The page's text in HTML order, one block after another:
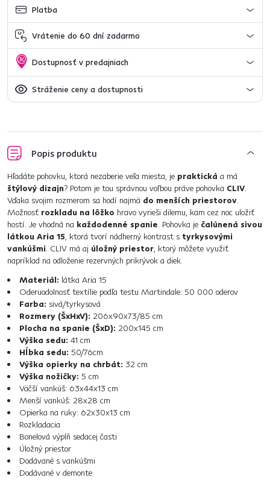
Platba
Vrátenie do 60 dní zadarmo
Dostupnosť v predajniach
Stráženie ceny a dostupnosti
Popis produktu
Hľadáte pohovku, ktorá nezaberie veľa miesta, je praktická a má
štýlový dizajn? Potom je tou správnou voľbou práve pohovka CLIV.
Vďaka svojim rozmerom sa hodí najmä do menších priestorov.
Možnosť rozkladu na lôžko hravo vyrieši dilemu, kam cez noc uložiť
hostí. Je vhodná na každodenné spanie. Pohovka je čalúnená sivou
látkou Aria 15, ktorá tvorí nádherný kontrast s tyrkysovými
vankúšmi. CLIV má aj úložný priestor, ktorý môžete využiť
napríklad na odloženie rezervných prikrývok a diek.
Materiál: látka Aria 15
Oderuodolnosť textílie podľa testu Martindale: 50 000 oderov
Farba: sivá/tyrkysová
Rozmery (ŠxHxV): 206x90x73/85 cm
Plocha na spanie (ŠxD): 200x145 cm
Výška sedu: 41 cm
Hĺbka sedu: 50/76cm
Výška opierky na chrbát: 32 cm
Výška nožičky: 5 cm
Väčší vankúš: 63x44x13 cm
Menší vankúš: 28x28 cm
Opierka na ruky: 62x30x13 cm
Rozkladacia
Bonelová výplň sedacej časti
Úložný priestor
Dodávané s vankúšmi
Dodávané v demonte